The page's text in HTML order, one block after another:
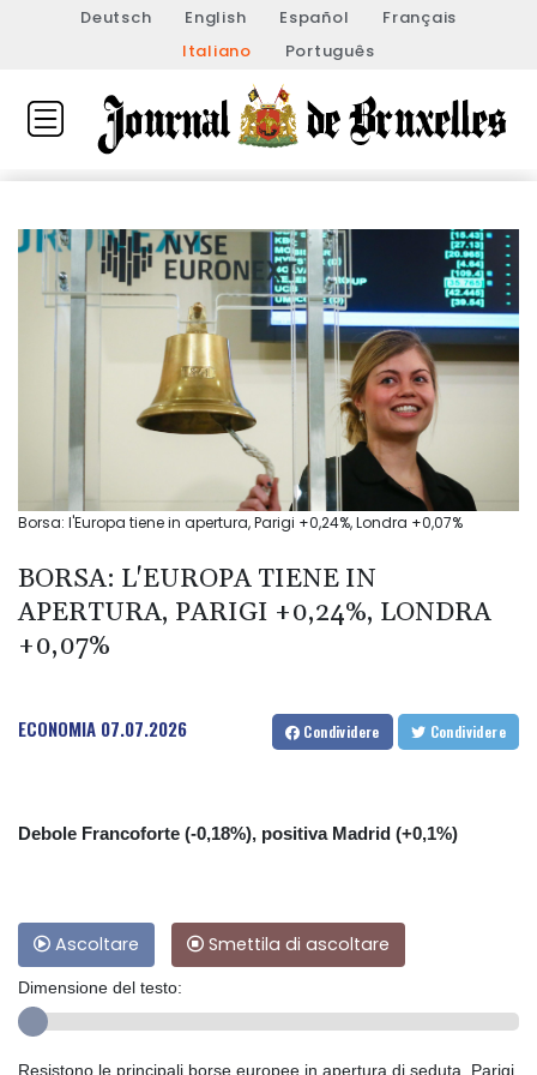
Deutsch English Español
Français
Italiano
Português
Borsa: l'Europa tiene in apertura, Parigi +0,24%, Londra +0,07%
BORSA: L'EUROPA TIENE IN
APERTURA, PARIGI +0,24%, LONDRA
+0,07%
ECONOMIA 07.07.2026 Condividere Condividere
Debole Francoforte (-0,18%), positiva Madrid (+0,1%)
Ascoltare Smettila di ascoltare
Dimensione del testo:
Resistono le principali borse europee in apertura di seduta. Parigi